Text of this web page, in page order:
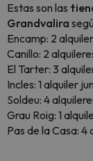
Estas son las
Grandvalira
Encamp: 2
Canillo: 2
El Tarter: 3
Incles: 1 alquiler
Soldeu: 4
Grau Roig: 1
Pas de la Casa: